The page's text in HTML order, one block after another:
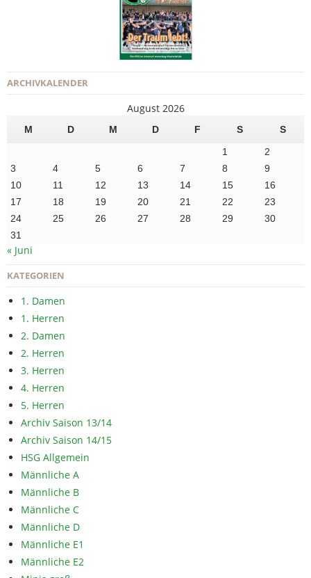
ARCHIVKALENDER
August 2026
M D M D F S
S
1
2
3
4 5 6 7 8
9
10
11 12 13 14 15
16
17
18 19 20 21 22
23
24
25 26 27 28 29
30
31
« Juni
KATEGORIEN
1. Damen
1. Herren
2. Damen
2. Herren
3. Herren
4. Herren
5. Herren
Archiv Saison 13/14
Archiv Saison 14/15
HSG Allgemein
Männliche A
Männliche B
Männliche C
Männliche D
Männliche E1
Männliche E2